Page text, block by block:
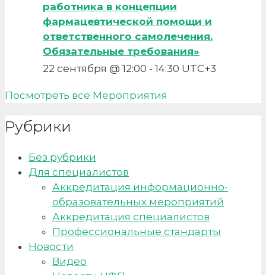
работника в концепции
фармацевтической помощи и
ответственного самолечения.
Обязательные требования»
22 сентября @ 12:00 - 14:30 UTC+3
Посмотреть все Мероприятия
Рубрики
Без рубрики
Для специалистов
Аккредитация информационно-
образовательных мероприятий
Аккредитация специалистов
Профессиональные стандарты
Новости
Видео